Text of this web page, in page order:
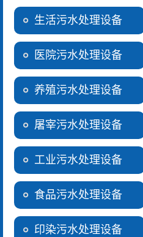
生活污水处理设备
医院污水处理设备
养殖污水处理设备
屠宰污水处理设备
工业污水处理设备
食品污水处理设备
印染污水处理设备